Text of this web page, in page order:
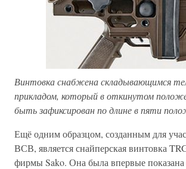
Винтовка снабжена складывающимся
прикладом, который в откинутом
быть зафиксирован по длине в пяти
Ещё одним образцом, созданным для
ВСВ, является снайперская винтовка
фирмы Sako. Она была впервые